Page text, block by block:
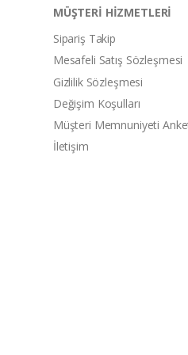
MÜŞTERİ HİZMETLERİ
Sipariş Takip
Mesafeli Satış Sözleşmesi
Gizlilik Sözleşmesi
Değişim Koşulları
Müşteri Memnuniyeti
İletişim